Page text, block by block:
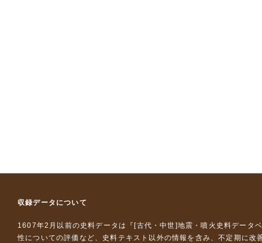
収録データについて
1607年2月以前の史料データは『 [古代・中世]地震・噴火史料データ
性についての評価など、史料テキスト以外の情報を含み、不定期に改